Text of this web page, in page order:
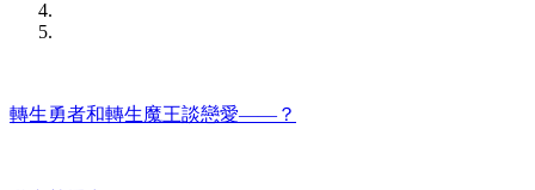
轉生勇者和轉生魔王談戀愛——？